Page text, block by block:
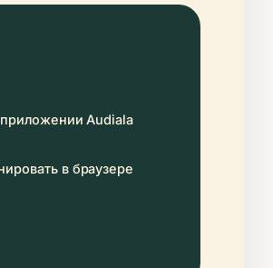
Audiala
в браузере